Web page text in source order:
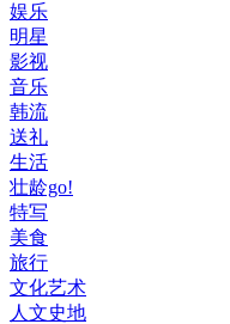
娱乐
明星
影视
音乐
韩流
送礼
生活
壮龄go!
特写
美食
旅行
文化艺术
人文史地